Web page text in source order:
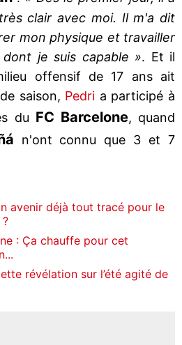
clair avec moi. Il m'a dit
mon physique et travailler
je suis capable ». Et il
offensif de 17 ans ait
saison, Pedri a participé à
du FC Barcelone, quand
n'ont connu que 3 et 7
avenir déjà tout tracé pour le
: Ça chauffe pour cet
révélation sur l’été agité de